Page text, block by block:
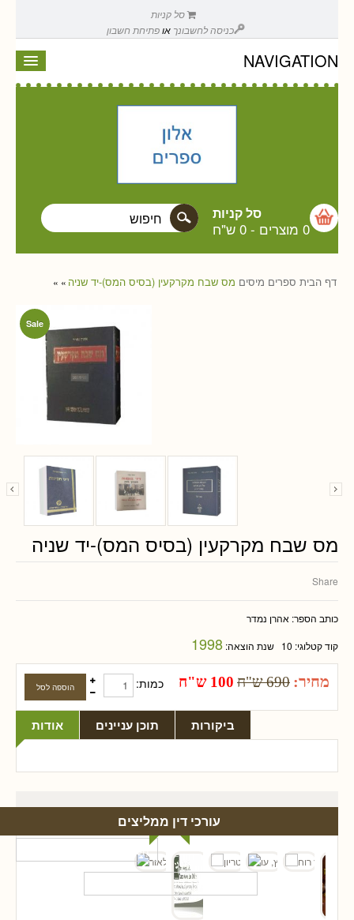
סל קניות
כניסה לחשבונך אופתיחת חשבון
NAVIGATION
סל קניות
0 מוצרים - 0 ש"ח
דף הבית » ספרים מיסים » מס שבח מקרקעין (בסיס המס)-יד שניה
Sale
מס שבח מקרקעין (בסיס המס)-יד שניה
Share
כותב הספר: אהרן נמדר
קוד קטלוגי: 10 שנת הוצאה: 1998
מחיר: 690 ש"ח 100 ש"ח כמות:
אודות תוכן עניינים ביקורות
עורכי דין ממליצים